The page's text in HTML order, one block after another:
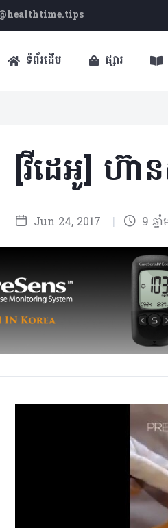
ទំព័រដើម ផ្សារ
[វីដេអូ] ហ៊ា
Jun 24, 2017 | 9 ឆ្ន